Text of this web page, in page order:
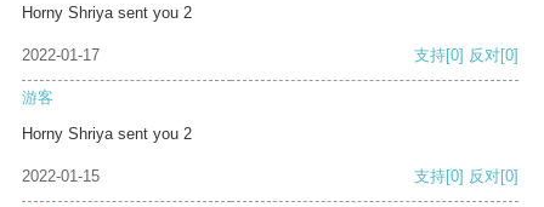
Horny Shriya sent you 2
2022-01-17 支持[0] 反对[0]
游客
Horny Shriya sent you 2
2022-01-15 支持[0] 反对[0]